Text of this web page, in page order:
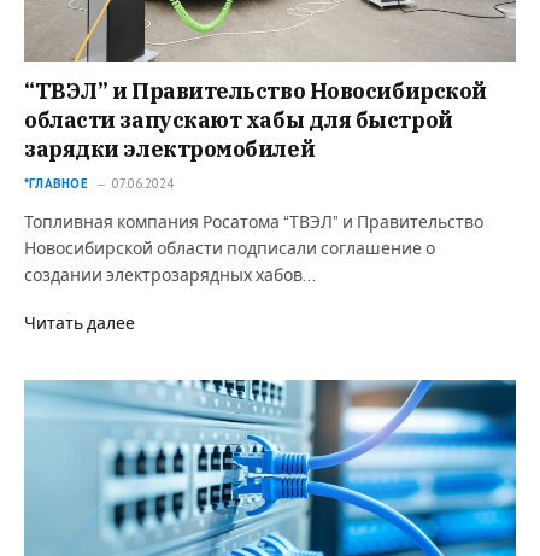
“ТВЭЛ” и Правительство Новосибирской
области запускают хабы для быстрой
зарядки электромобилей
*ГЛАВНОЕ 07.06.2024
Топливная компания Росатома “ТВЭЛ” и Правительство
Новосибирской области подписали соглашение о
создании электрозарядных хабов…
Читать далее